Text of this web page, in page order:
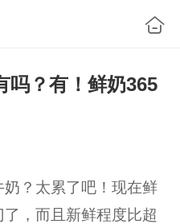
吗？有！鲜奶365
？太累了吧！现在鲜
，而且新鲜程度比超